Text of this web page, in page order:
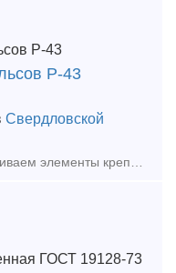
Р-43
Свердловской
Предложение (продажа) Изготавливаем элементы крепления рельсов == Собственное производство! Доставка по России! == Изготавливаем: